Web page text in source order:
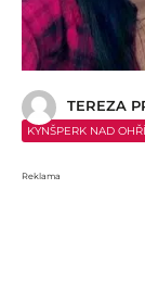
TEREZA
KYNŠPERK NAD OHŘÍ
Reklama